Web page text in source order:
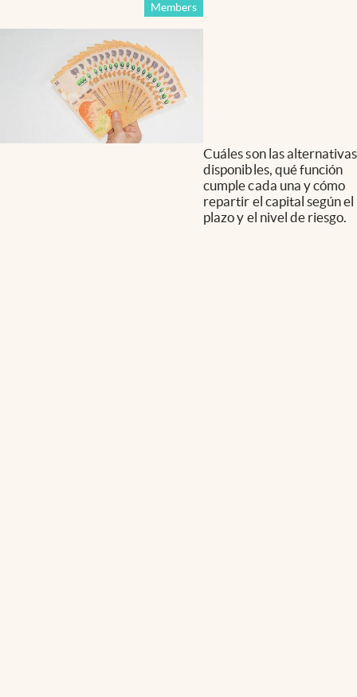
Members
Cuáles son las alternativas
disponibles, qué función
cumple cada una y cómo
repartir el capital según el
plazo y el nivel de riesgo.